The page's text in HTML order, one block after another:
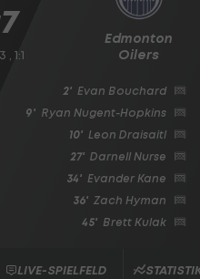
Edmonton
Oilers
, 1:1
2' Evan Bouchard
9' Ryan Nugent-Hopkins
10' Leon Draisaitl
27' Darnell Nurse
34' Evander Kane
36' Zach Hyman
45' Brett Kulak
LIVE-SPIELFELD